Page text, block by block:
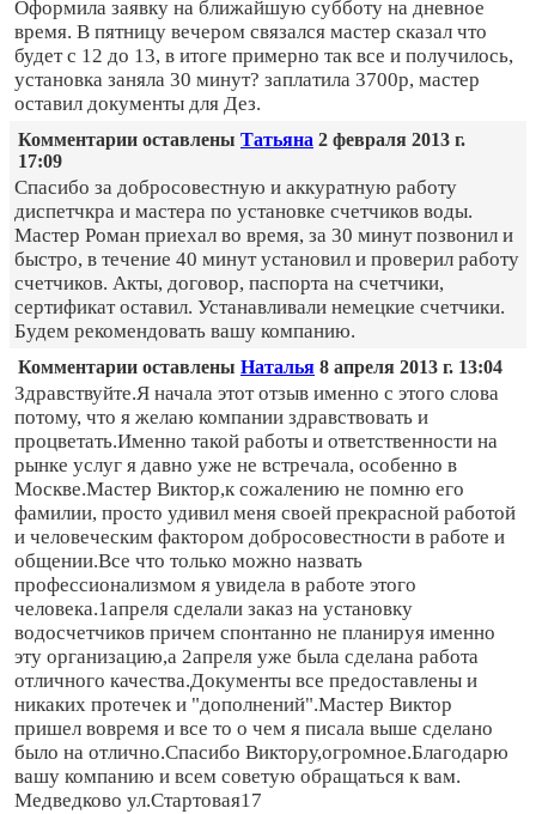
Оформила заявку на ближайшую субботу на дневное
время. В пятницу вечером связался мастер сказал что
будет с 12 до 13, в итоге примерно так все и получилось,
установка заняла 30 минут? заплатила 3700р, мастер
оставил документы для Дез.
Комментарии оставлены Татьяна 2 февраля 2013 г.
17:09
Спасибо за добросовестную и аккуратную работу
диспетчкра и мастера по установке счетчиков воды.
Мастер Роман приехал во время, за 30 минут позвонил и
быстро, в течение 40 минут установил и проверил работу
счетчиков. Акты, договор, паспорта на счетчики,
сертификат оставил. Устанавливали немецкие счетчики.
Будем рекомендовать вашу компанию.
Комментарии оставлены Наталья 8 апреля 2013 г. 13:04
Здравствуйте.Я начала этот отзыв именно с этого слова
потому, что я желаю компании здравствовать и
процветать.Именно такой работы и ответственности на
рынке услуг я давно уже не встречала, особенно в
Москве.Мастер Виктор,к сожалению не помню его
фамилии, просто удивил меня своей прекрасной работой
и человеческим фактором добросовестности в работе и
общении.Все что только можно назвать
профессионализмом я увидела в работе этого
человека.1апреля сделали заказ на установку
водосчетчиков причем спонтанно не планируя именно
эту организацию,а 2апреля уже была сделана работа
отличного качества.Документы все предоставлены и
никаких протечек и "дополнений".Мастер Виктор
пришел вовремя и все то о чем я писала выше сделано
было на отлично.Спасибо Виктору,огромное.Благодарю
вашу компанию и всем советую обращаться к вам.
Медведково ул.Стартовая17